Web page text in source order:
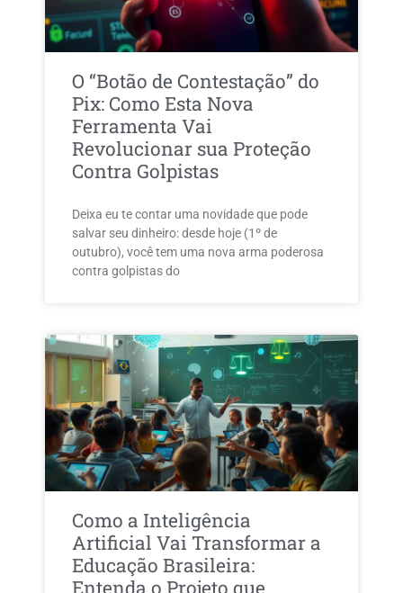
O “Botão de Contestação” do
Pix: Como Esta Nova
Ferramenta Vai
Revolucionar sua Proteção
Contra Golpistas
Deixa eu te contar uma novidade que pode
salvar seu dinheiro: desde hoje (1º de
outubro), você tem uma nova arma poderosa
contra golpistas do
Como a Inteligência
Artificial Vai Transformar a
Educação Brasileira:
Entenda o Projeto que